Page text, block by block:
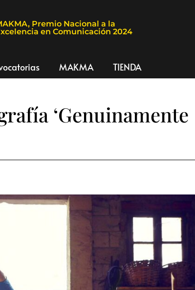
Premio Nacional a la
en Comunicación 2024
MAKMA TIENDA
‘Genuinamente